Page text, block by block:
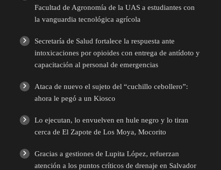
Facultad de Agronomía de la UAS a estudiantes con
la vanguardia tecnológica agrícola
Secretaría de Salud fortalece la respuesta ante
intoxicaciones por opioides con entrega de antídoto y
capacitación al personal de emergencias
Ataca de nuevo el sujeto del “cuchillo cebollero”:
ahora le pegó a un Kiosco
Lo ejecutan, lo envuelven en hule negro y lo tiran
cerca de El Zapote de Los Moya, Mocorito
Gracias a gestiones de Lupita López, refuerzan
atención a los puntos críticos de drenaje en Salvador